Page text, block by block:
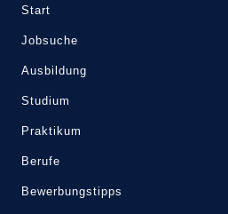
Start
Jobsuche
Ausbildung
Studium
Praktikum
Berufe
Bewerbungstipps